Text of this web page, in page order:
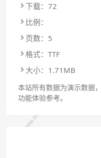
下载：72
比例：
页数：5
格式：TTF
大小：1.71MB
本站所有数据为演示数据
功能体验参考。